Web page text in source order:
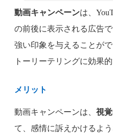
動画キャンペーンは、
の前後に表示される広告
強い印象を与えることが
トーリーテリングに効果的
メリット
動画キャンペーンは、 視
て、感情に訴えかけるよ